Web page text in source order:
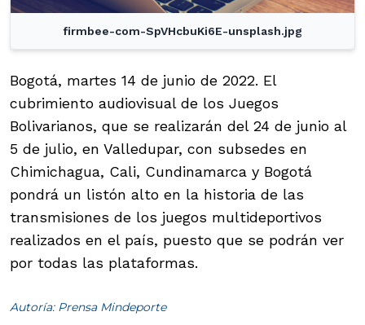
firmbee-com-SpVHcbuKi6E-unsplash.jpg
Bogotá, martes 14 de junio de 2022. El
cubrimiento audiovisual de los Juegos
Bolivarianos, que se realizarán del 24 de junio al
5 de julio, en Valledupar, con subsedes en
Chimichagua, Cali, Cundinamarca y Bogotá
pondrá un listón alto en la historia de las
transmisiones de los juegos multideportivos
realizados en el país, puesto que se podrán ver
por todas las plataformas.
Autoría: Prensa Mindeporte